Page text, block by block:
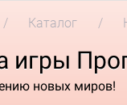
Каталог
игры
новых миров!